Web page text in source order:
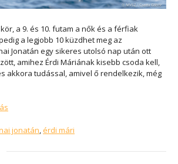
a 9. és 10. futam a nők és a férfiak
a legjobb 10 küzdhet meg az
Jonatán egy sikeres utolsó nap után ott
amihez Érdi Máriának kisebb csoda kell,
akkora tudással, amivel ő rendelkezik, még
jonatán, érdi mári